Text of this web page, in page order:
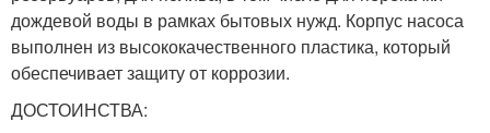
дождевой воды в рамках бытовых нужд. Корпус насоса
выполнен из высококачественного пластика, который
обеспечивает защиту от коррозии.
ДОСТОИНСТВА: